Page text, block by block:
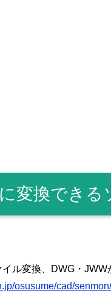
変換できる
ル変換、DWG・
osusume/cad/